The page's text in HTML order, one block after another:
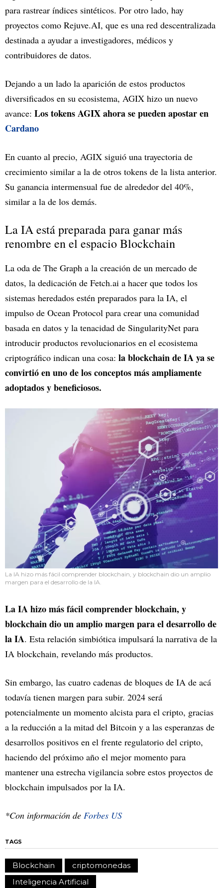
para rastrear índices sintéticos. Por otro lado, hay
proyectos como Rejuve.AI, que es una red descentralizada
destinada a ayudar a investigadores, médicos y
contribuidores de datos.
Dejando a un lado la aparición de estos productos
diversificados en su ecosistema, AGIX hizo un nuevo
avance: Los tokens AGIX ahora se pueden apostar en
Cardano
En cuanto al precio, AGIX siguió una trayectoria de
crecimiento similar a la de otros tokens de la lista anterior.
Su ganancia intermensual fue de alrededor del 40%,
similar a la de los demás.
La IA está preparada para ganar más
renombre en el espacio Blockchain
La oda de The Graph a la creación de un mercado de
datos, la dedicación de Fetch.ai a hacer que todos los
sistemas heredados estén preparados para la IA, el
impulso de Ocean Protocol para crear una comunidad
basada en datos y la tenacidad de SingularityNet para
introducir productos revolucionarios en el ecosistema
criptográfico indican una cosa: la blockchain de IA ya se
convirtió en uno de los conceptos más ampliamente
adoptados y beneficiosos.
La IA hizo más fácil comprender blockchain, y blockchain dio un amplio
margen para el desarrollo de la IA.
La IA hizo más fácil comprender blockchain, y
blockchain dio un amplio margen para el desarrollo de
la IA. Esta relación simbiótica impulsará la narrativa de la
IA blockchain, revelando más productos.
Sin embargo, las cuatro cadenas de bloques de IA de acá
todavía tienen margen para subir. 2024 será
potencialmente un momento alcista para el cripto, gracias
a la reducción a la mitad del Bitcoin y a las esperanzas de
desarrollos positivos en el frente regulatorio del cripto,
haciendo del próximo año el mejor momento para
mantener una estrecha vigilancia sobre estos proyectos de
blockchain impulsados por la IA.
*Con información de Forbes US
TAGS
Blockchain
criptomonedas
Inteligencia Artificial